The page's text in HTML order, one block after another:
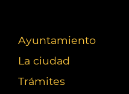
Ayuntamiento
La ciudad
Trámites